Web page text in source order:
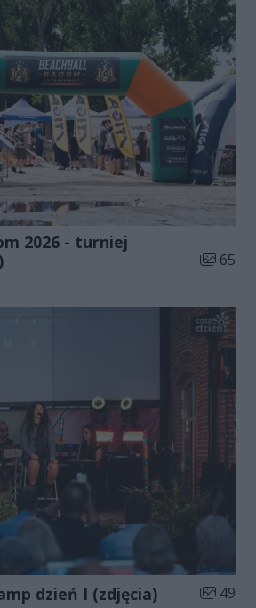
2026 - turniej
Liczba
65
dzień I (zdjęcia) Liczba
49